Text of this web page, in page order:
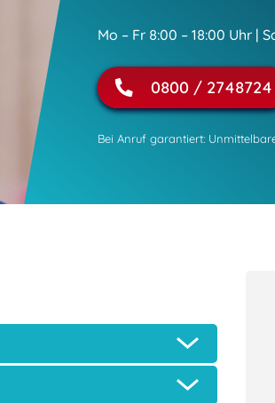
Mo – Fr 8:00 – 18:00 Uhr |
0800 / 2748724
Bei Anruf garantiert: